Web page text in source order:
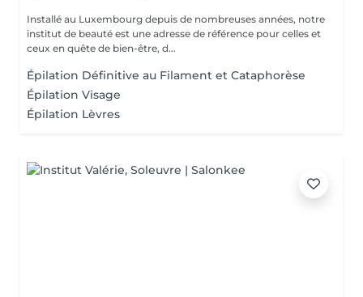
Installé au Luxembourg depuis de nombreuses années, notre
institut de beauté est une adresse de référence pour celles et
ceux en quête de bien-être, d...
Épilation Définitive au Filament et Cataphorèse
Épilation Visage
Épilation Lèvres